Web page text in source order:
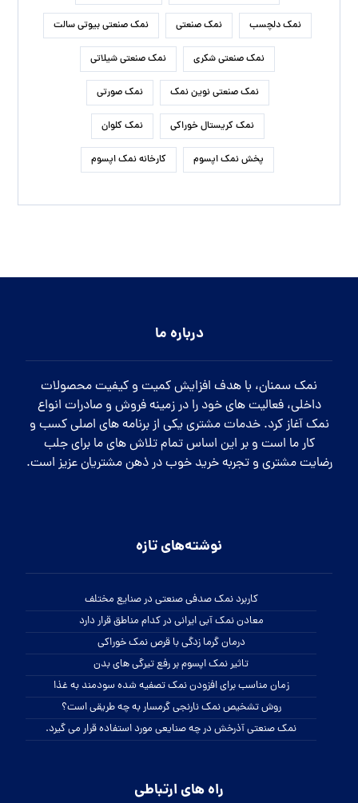
نمک دلچسب نمک صنعتی نمک صنعتی بیوتی سالت
نمک صنعتی شکری نمک صنعتی شیلاتی
نمک صنعتی نوین نمک نمک صورتی
نمک کریستال خوراکی نمک کلوان
پخش نمک اپسوم کارخانه نمک اپسوم
درباره ما
نمک سمنان، با هدف افزایش کمیت و کیفیت محصولات
داخلی، فعالیت های خود را در زمینه فروش و صادرات انواع
نمک آغاز کرد. خدمات مشتری یکی از برنامه های اصلی کسب و
کار ما است و بر این اساس تمام تلاش های ما برای جلب
رضایت مشتری و تجربه خرید خوب در ذهن مشتریان عزیز است.
نوشته‌های تازه
کاربرد نمک صدفی صنعتی در صنایع مختلف
معادن نمک آبی ایرانی در کدام مناطق قرار دارد
درمان گرما زدگی با قرص نمک خوراکی
تاثیر نمک اپسوم بر رفع تیرگی های بدن
زمان مناسب برای افزودن نمک تصفیه شده سودمند به غذا
روش تشخیص نمک نارنجی گرمسار به چه طریقی است؟
نمک صنعتی آذرخش در چه صنایعی مورد استفاده قرار می گیرد.
راه های ارتباطی